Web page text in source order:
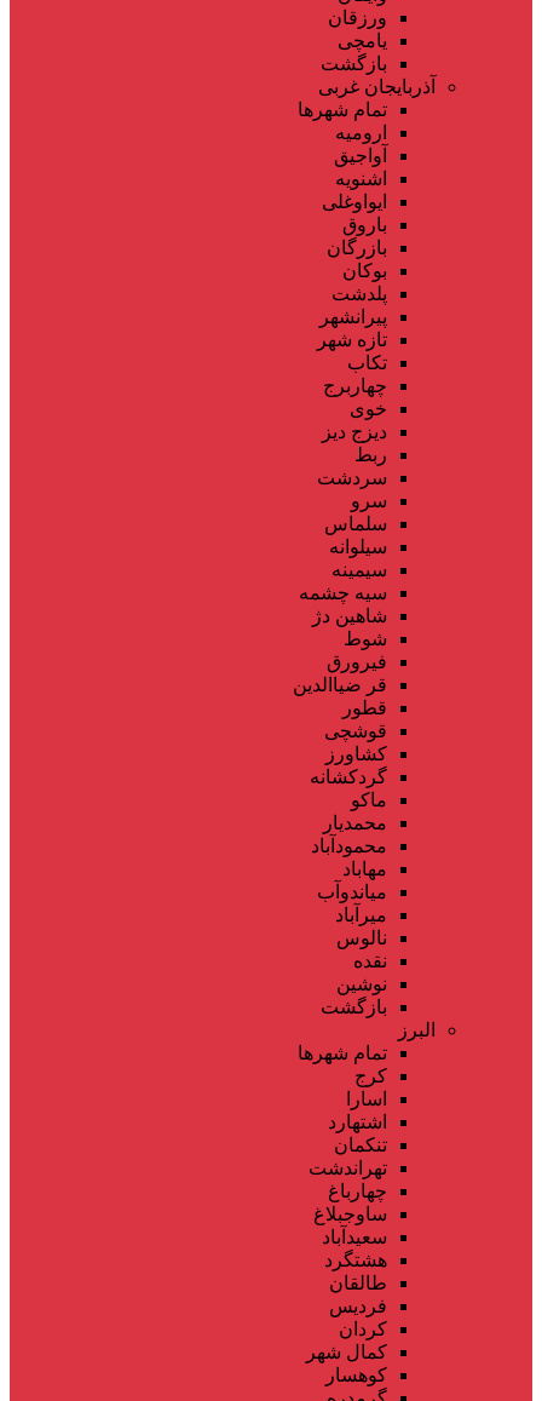
ورزقان
یامچی
بازگشت
آذربایجان غربی
تمام شهر‌ها
ارومیه
آواجیق
اشنویه
ایواوغلی
باروق
بازرگان
بوکان
پلدشت
پیرانشهر
تازه شهر
تکاب
چهاربرج
خوی
دیزج دیز
ربط
سردشت
سرو
سلماس
سیلوانه
سیمینه
سیه چشمه
شاهین دژ
شوط
فیرورق
قر ضیاالدین
قطور
قوشچی
کشاورز
گردکشانه
ماکو
محمدیار
محمودآباد
مهاباد
میاندوآب
میرآباد
نالوس
نقده
نوشین
بازگشت
البرز
تمام شهر‌ها
کرج
اسارا
اشتهارد
تنکمان
تهراندشت
چهارباغ
ساوجبلاغ
سعیدآباد
هشتگرد
طالقان
فردیس
کردان
کمال شهر
کوهسار